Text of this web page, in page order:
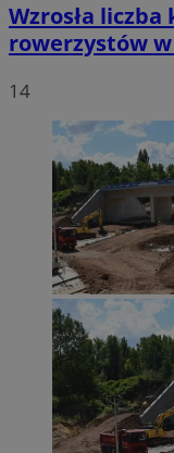
Wzrosła liczba
rowerzystów
14